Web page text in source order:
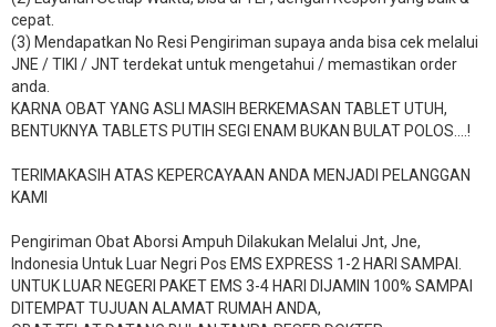
cepat.
(3) Mendapatkan No Resi Pengiriman supaya anda bisa cek melalui
JNE / TIKI / JNT terdekat untuk mengetahui / memastikan order
anda.
KARNA OBAT YANG ASLI MASIH BERKEMASAN TABLET UTUH,
BENTUKNYA TABLETS PUTIH SEGI ENAM BUKAN BULAT POLOS….!
TERIMAKASIH ATAS KEPERCAYAAN ANDA MENJADI PELANGGAN
KAMI
Pengiriman Obat Aborsi Ampuh Dilakukan Melalui Jnt, Jne,
Indonesia Untuk Luar Negri Pos EMS EXPRESS 1-2 HARI SAMPAI.
UNTUK LUAR NEGERI PAKET EMS 3-4 HARI DIJAMIN 100% SAMPAI
DITEMPAT TUJUAN ALAMAT RUMAH ANDA,